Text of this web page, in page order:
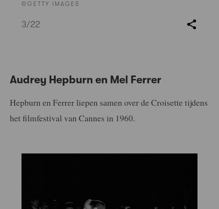
©GETTY IMAGES
3/22
Audrey Hepburn en Mel Ferrer
Hepburn en Ferrer liepen samen over de Croisette tijdens
het filmfestival van Cannes in 1960.